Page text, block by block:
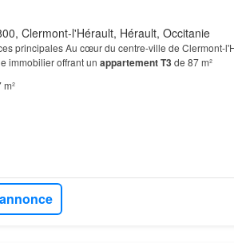
Clermont-l'Hérault, Hérault, Occitanie
principales Au cœur du centre-ville de Clermont-
immobilier offrant un appartement T3de 87 m²
m²